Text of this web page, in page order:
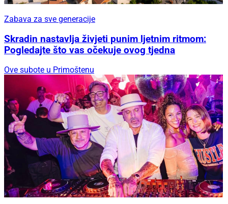
Zabava za sve generacije
Skradin nastavlja živjeti punim ljetnim ritmom:
Pogledajte što vas očekuje ovog tjedna
Ove subote u Primoštenu